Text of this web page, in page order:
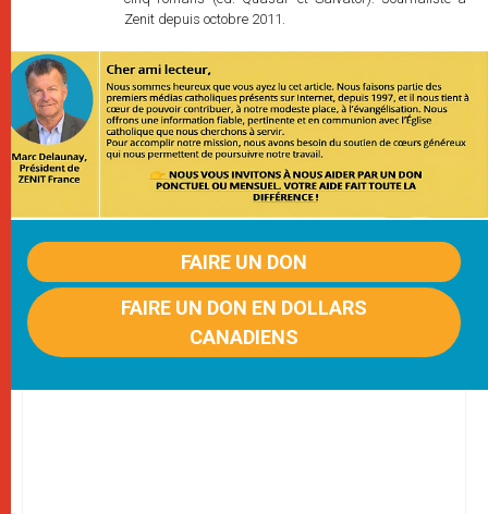
Zenit depuis octobre 2011.
FAIRE UN DON
FAIRE UN DON EN DOLLARS
CANADIENS